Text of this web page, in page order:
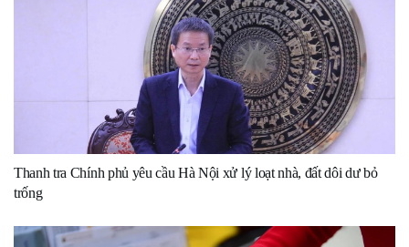
Thanh tra Chính phủ yêu cầu Hà Nội xử lý loạt nhà, đất dôi dư bỏ
trống